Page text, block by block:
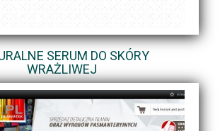
SERUM DO SKÓRY
WRAŻLIWEJ